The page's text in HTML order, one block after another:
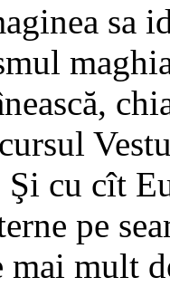
sa
cu cît
pe
mai mult